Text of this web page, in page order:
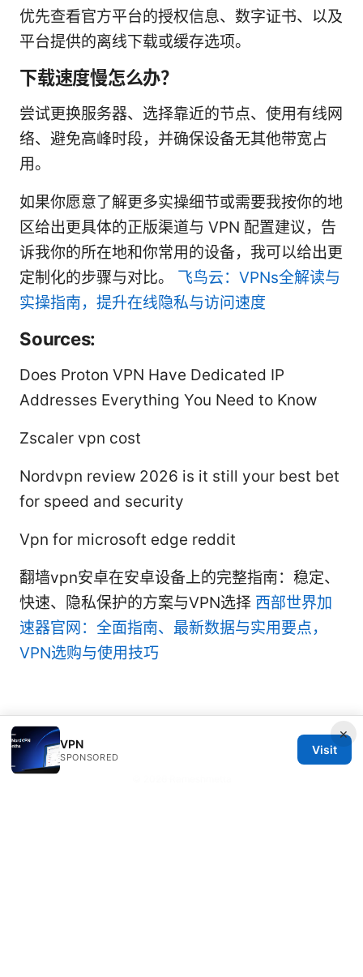
优先查看官方平台的授权信息、数字证书、以及
平台提供的离线下载或缓存选项。
下载速度慢怎么办？
尝试更换服务器、选择靠近的节点、使用有线网
络、避免高峰时段，并确保设备无其他带宽占
用。
如果你愿意了解更多实操细节或需要我按你的地
区给出更具体的正版渠道与 VPN 配置建议，告
诉我你的所在地和你常用的设备，我可以给出更
定制化的步骤与对比。 飞鸟云：VPNs全解读与
实操指南，提升在线隐私与访问速度
Sources:
Does Proton VPN Have Dedicated IP
Addresses Everything You Need to Know
Zscaler vpn cost
Nordvpn review 2026 is it still your best bet
for speed and security
Vpn for microsoft edge reddit
翻墙vpn安卓在安卓设备上的完整指南：稳定、
快速、隐私保护的方案与VPN选择 西部世界加
速器官网：全面指南、最新数据与实用要点，
VPN选购与使用技巧
×
VPN
SPONSORED
Visit